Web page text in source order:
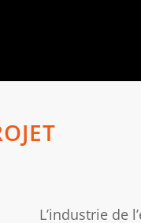
L’industrie de